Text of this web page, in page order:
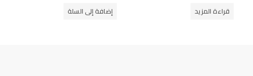
قراءة المزيد إضافة إلى السلة